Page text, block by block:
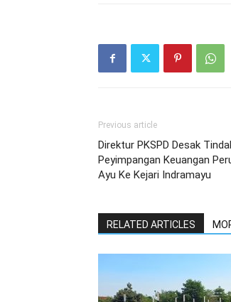
Previous article
Direktur PKSPD Desak
Peyimpangan Keuangan
Ayu Ke Kejari Indramayu
RELATED ARTICLES